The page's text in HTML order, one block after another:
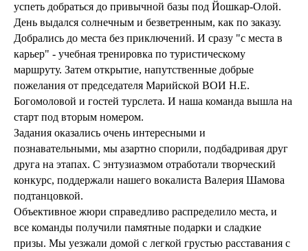
успеть добраться до привычной базы под Йошкар-Олой.
День выдался солнечным и безветренным, как по заказу.
Добрались до места без приключений. И сразу "с места в
карьер" - учебная тренировка по туристическому
маршруту. Затем открытие, напутственные добрые
пожелания от председателя Марийской ВОИ Н.Е.
Богомоловой и гостей турслета. И наша команда вышла на
старт под вторым номером.
Задания оказались очень интересными и
познавательными, мы азартно спорили, подбадривая друг
друга на этапах. С энтузиазмом отработали творческий
конкурс, поддержали нашего вокалиста Валерия Шамова
подтанцовкой.
Объективное жюри справедливо распределило места, и
все команды получили памятные подарки и сладкие
призы. Мы уезжали домой с легкой грустью расставания с